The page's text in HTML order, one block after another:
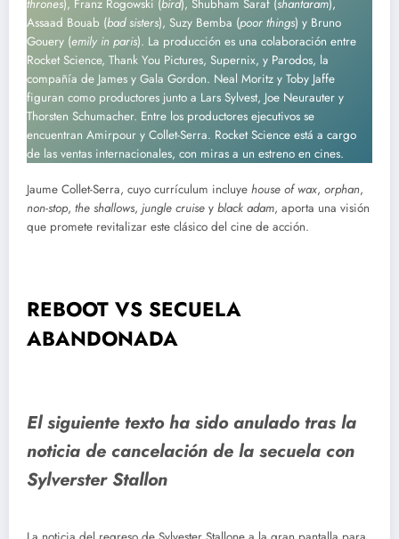
thrones), Franz Rogowski (bird), Shubham Saraf (shantaram),
Assaad Bouab (bad sisters), Suzy Bemba (poor things) y Bruno
Gouery (emily in paris). La producción es una colaboración entre
Rocket Science, Thank You Pictures, Supernix, y Parodos, la
compañía de James y Gala Gordon. Neal Moritz y Toby Jaffe
figuran como productores junto a Lars Sylvest, Joe Neurauter y
Thorsten Schumacher. Entre los productores ejecutivos se
encuentran Amirpour y Collet-Serra. Rocket Science está a cargo
de las ventas internacionales, con miras a un estreno en cines.
Jaume Collet-Serra, cuyo currículum incluye house of wax, orphan,
non-stop, the shallows, jungle cruise y black adam, aporta una visión
que promete revitalizar este clásico del cine de acción.
REBOOT VS SECUELA
ABANDONADA
El siguiente texto ha sido anulado tras la
noticia de cancelación de la secuela con
Sylverster Stallon